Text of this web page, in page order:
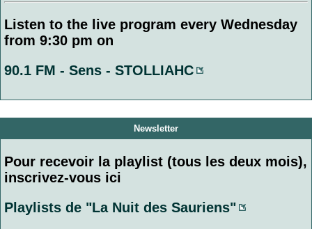
Listen to the live program every Wednesday
from 9:30 pm on
90.1 FM - Sens - STOLLIAHC
Newsletter
Pour recevoir la playlist (tous les deux mois),
inscrivez-vous ici
Playlists de "La Nuit des Sauriens"